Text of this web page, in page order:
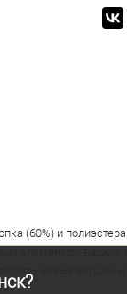
(60%) и
элементом
новые вершины